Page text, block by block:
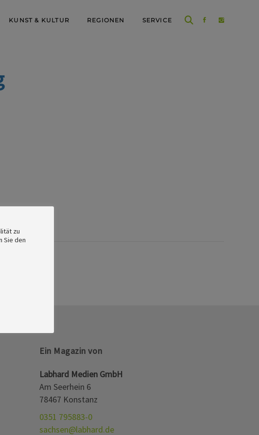
KUNST & KULTUR REGIONEN SERVICE
Ein Magazin von
Labhard Medien GmbH
Am Seerhein 6
78467 Konstanz
0351 795883-0
sachsen@labhard.de
zu
Sie den